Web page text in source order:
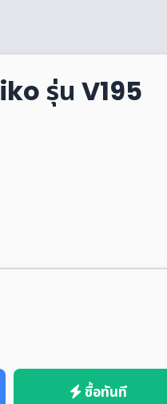
รุ่น V195
ซื้อทันที